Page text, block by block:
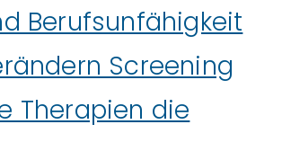
Berufsunfähigkeit
Screening
Therapien die